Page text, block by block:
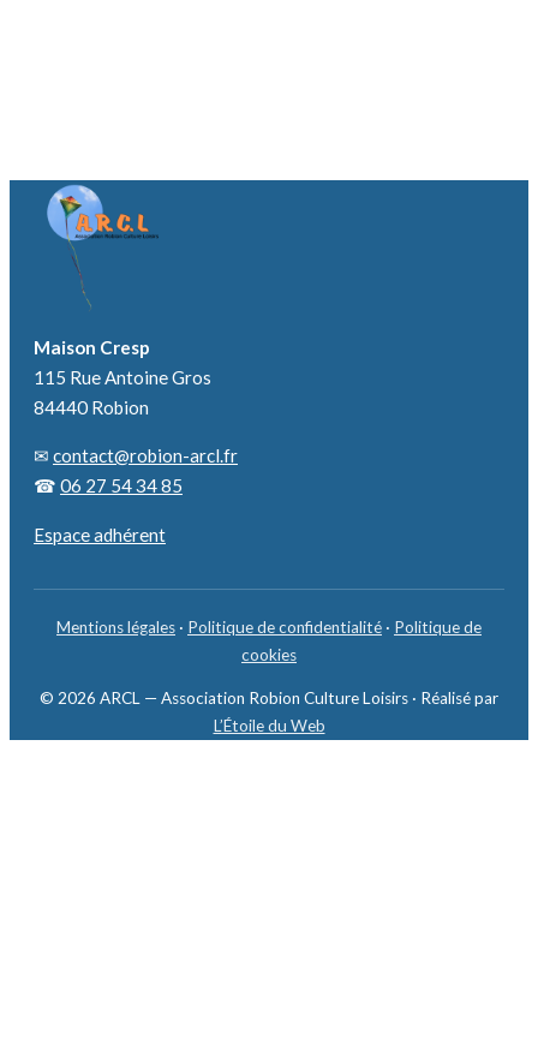
Maison Cresp
115 Rue Antoine Gros
84440 Robion
✉ contact@robion-arcl.fr
☎ 06 27 54 34 85
Espace adhérent
Mentions légales · Politique de confidentialité · Politique de
cookies
© 2026 ARCL — Association Robion Culture Loisirs · Réalisé par
L’Étoile du Web